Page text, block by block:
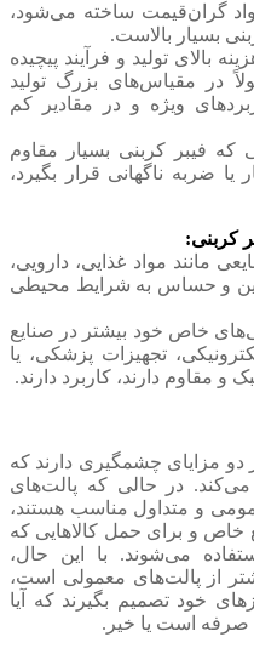
گران‌قیمت ساخته می‌شود،
بسیار بالاست.
بالای تولید و فرآیند پیچیده
در مقیاس‌های بزرگ تولید
ویژه و در مقادیر کم
که فیبر کربنی بسیار مقاوم
ضربه ناگهانی قرار بگیرد،
کربنی:
مانند مواد غذایی، دارویی،
و حساس به شرایط محیطی
خاص خود بیشتر در صنایع
تجهیزات پزشکی، یا
و مقاوم دارند، کاربرد دارند.
دو مزایای چشمگیری دارند که
می‌کند. در حالی که پالت‌های
و متداول مناسب هستند،
خاص و برای حمل کالاهایی که
می‌شوند. با این حال،
از پالت‌های معمولی است،
خود تصمیم بگیرند که آیا
صرفه است یا خیر.